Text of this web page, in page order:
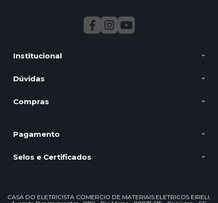
Institucional
Dúvidas
Compras
Pagamento
Selos e Certificados
CASA DO ELETRICISTA COMERCIO DE MATERIAIS ELETRICOS EIRELI,